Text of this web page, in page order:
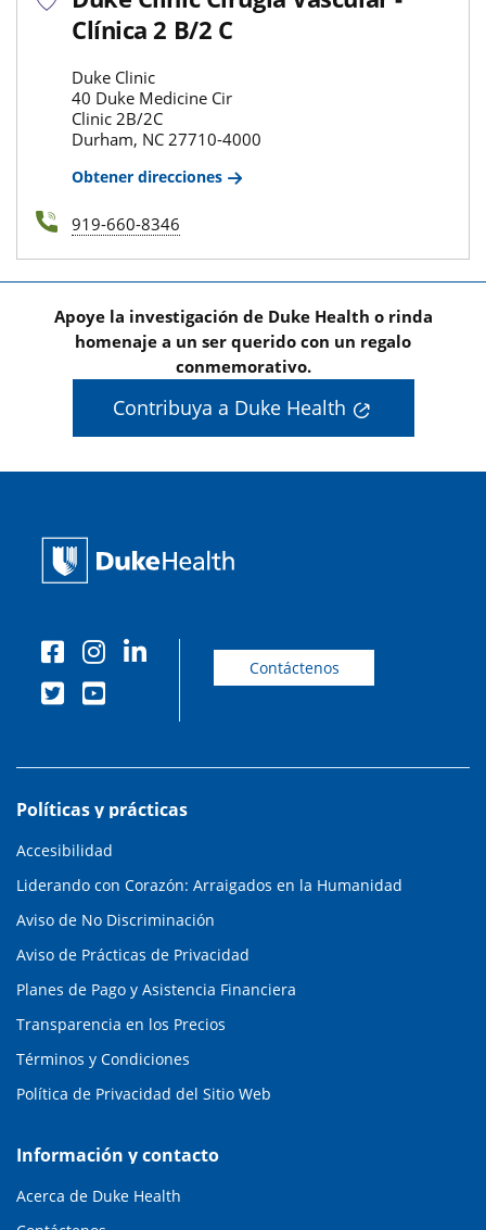
Clínica 2 B/2 C
Duke Clinic
40 Duke Medicine Cir
Clinic 2B/2C
Durham, NC 27710-4000
Obtener direcciones
919-660-8346
Apoye la investigación de Duke Health o rinda
homenaje a un ser querido con un regalo
conmemorativo.
Contribuya a Duke Health
Contáctenos
Políticas y prácticas
Accesibilidad
Liderando con Corazón: Arraigados en la Humanidad
Aviso de No Discriminación
Aviso de Prácticas de Privacidad
Planes de Pago y Asistencia Financiera
Transparencia en los Precios
Términos y Condiciones
Política de Privacidad del Sitio Web
Información y contacto
Acerca de Duke Health